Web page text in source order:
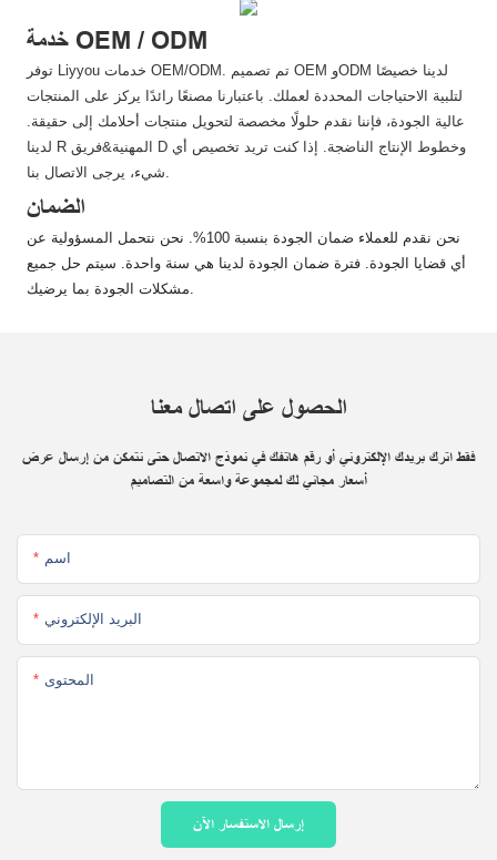
خدمة OEM / ODM
توفر Liyyou خدمات OEM/ODM. تم تصميم OEM وODM لدينا خصيصًا
لتلبية الاحتياجات المحددة لعملك. باعتبارنا مصنعًا رائدًا يركز على المنتجات
عالية الجودة، فإننا نقدم حلولًا مخصصة لتحويل منتجات أحلامك إلى حقيقة.
لدينا R المهنية&فريق D وخطوط الإنتاج الناضجة. إذا كنت تريد تخصيص أي
الضمان
نحن نقدم للعملاء ضمان الجودة بنسبة 100%. نحن نتحمل المسؤولية عن
أي قضايا الجودة. فترة ضمان الجودة لدينا هي سنة واحدة. سيتم حل جميع
الحصول على اتصال معنا
فقط اترك بريدك الإلكتروني أو رقم هاتفك في نموذج الاتصال حتى نتمكن من إرسال عرض
أسعار مجاني لك لمجموعة واسعة من التصاميم
اسم
البريد الإلكتروني
المحتوى
إرسال الاستفسار الآن